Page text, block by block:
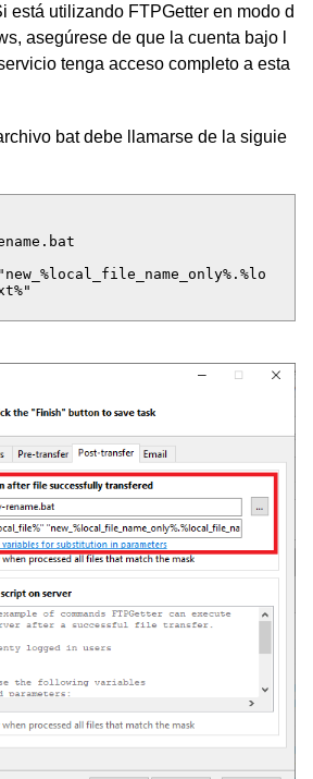
está utilizando FTPGetter en modo d
asegúrese de que la cuenta bajo l
tenga acceso completo a esta
bat debe llamarse de la siguie